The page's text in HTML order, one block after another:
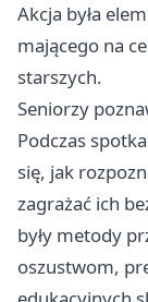
Akcja była
mającego na
starszych.
Seniorzy
Podczas
się, jak
zagrażać ich
były metody
oszustwom,